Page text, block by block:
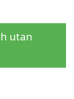
utan